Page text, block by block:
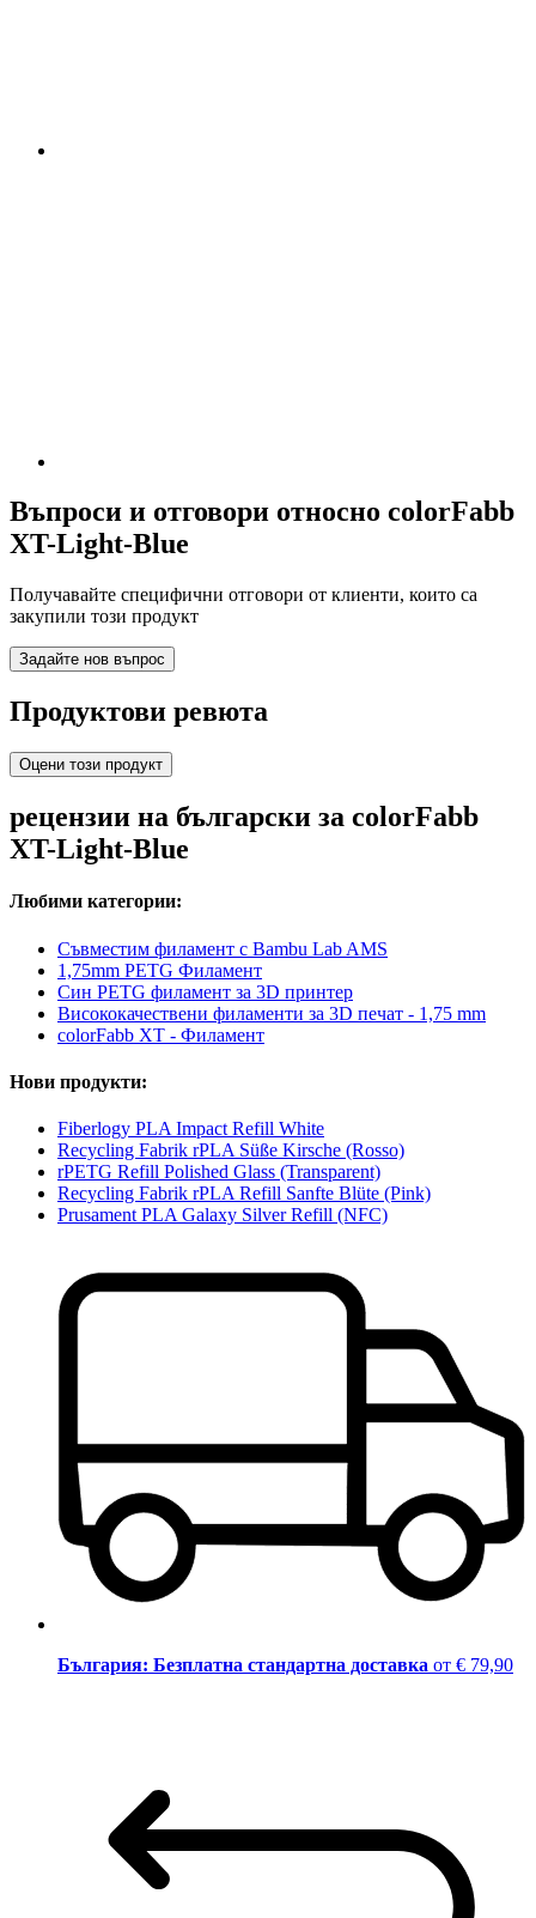
Въпроси и отговори относно colorFabb
XT-Light-Blue
Получавайте специфични отговори от клиенти, които са
закупили този продукт
Задайте нов въпрос
Продуктови ревюта
Оцени този продукт
рецензии на български за colorFabb
XT-Light-Blue
Любими категории:
Съвместим филамент с Bambu Lab AMS
1,75mm PETG Филамент
Син PETG филамент за 3D принтер
Висококачествени филаменти за 3D печат - 1,75 mm
colorFabb XT - Филамент
Нови продукти:
Fiberlogy PLA Impact Refill White
Recycling Fabrik rPLA Süße Kirsche (Rosso)
rPETG Refill Polished Glass (Transparent)
Recycling Fabrik rPLA Refill Sanfte Blüte (Pink)
Prusament PLA Galaxy Silver Refill (NFC)
България: Безплатна стандартна доставка от € 79,90